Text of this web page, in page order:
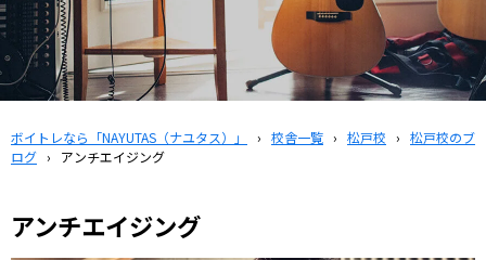
ボイトレなら「NAYUTAS（ナユタス）」 › 校舎一覧 › 松戸校 › 松戸校のブ
ログ › アンチエイジング
アンチエイジング